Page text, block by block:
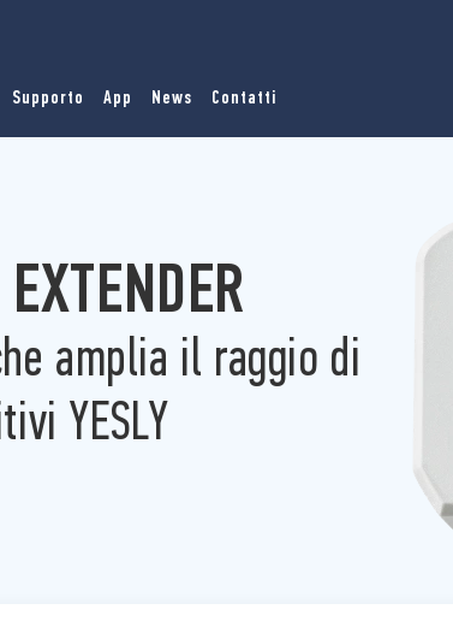
Supporto App News Contatti
amplia il raggio di
YESLY